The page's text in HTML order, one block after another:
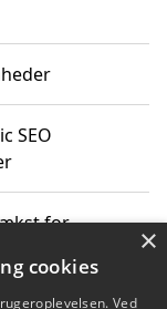
SEO
for
×
cookies
Ved